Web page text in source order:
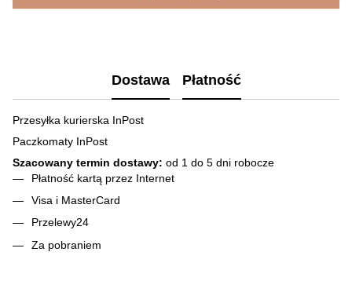
Dostawa Płatność
Przesyłka kurierska InPost
Paczkomaty InPost
Szacowany termin dostawy: od 1 do 5 dni robocze
Płatność kartą przez Internet
Visa і MasterCard
Przelewy24
Za pobraniem